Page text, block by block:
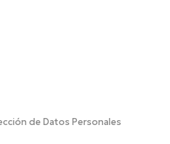
de Datos Personales